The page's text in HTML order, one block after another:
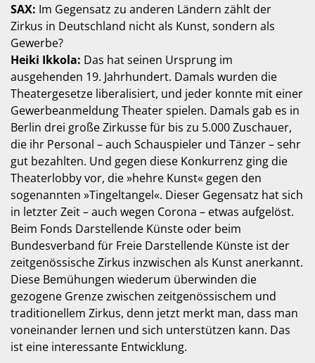
SAX: Im Gegensatz zu anderen Ländern zählt der
Zirkus in Deutschland nicht als Kunst, sondern als
Gewerbe?
Heiki Ikkola: Das hat seinen Ursprung im
ausgehenden 19. Jahrhundert. Damals wurden die
Theatergesetze liberalisiert, und jeder konnte mit einer
Gewerbeanmeldung Theater spielen. Damals gab es in
Berlin drei große Zirkusse für bis zu 5.000 Zuschauer,
die ihr Personal – auch Schauspieler und Tänzer – sehr
gut bezahlten. Und gegen diese Konkurrenz ging die
Theaterlobby vor, die »hehre Kunst« gegen den
sogenannten »Tingeltangel«. Dieser Gegensatz hat sich
in letzter Zeit – auch wegen Corona – etwas aufgelöst.
Beim Fonds Darstellende Künste oder beim
Bundesverband für Freie Darstellende Künste ist der
zeitgenössische Zirkus inzwischen als Kunst anerkannt.
Diese Bemühungen wiederum überwinden die
gezogene Grenze zwischen zeitgenössischem und
traditionellem Zirkus, denn jetzt merkt man, dass man
voneinander lernen und sich unterstützen kann. Das
ist eine interessante Entwicklung.